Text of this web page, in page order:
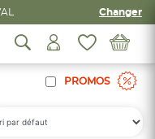
Changer
PROMOS